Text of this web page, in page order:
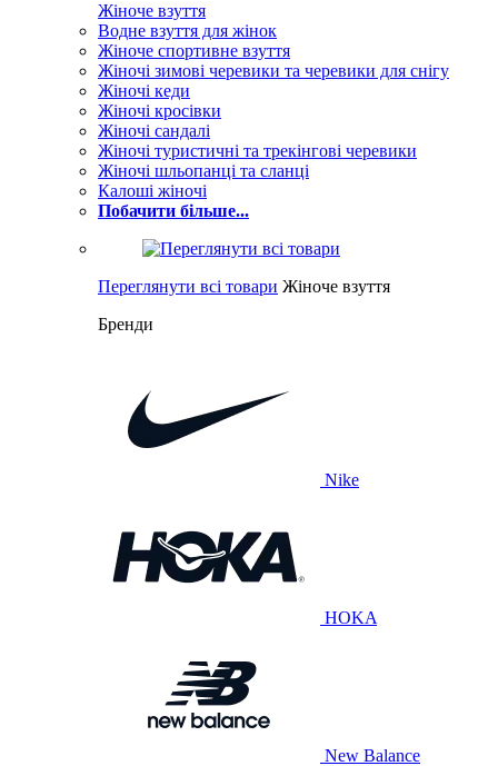
Жіноче взуття
Водне взуття для жінок
Жіноче спортивне взуття
Жіночі зимові черевики та черевики для снігу
Жіночі кеди
Жіночі кросівки
Жіночі сандалі
Жіночі туристичні та трекінгові черевики
Жіночі шльопанці та сланці
Калоші жіночі
Побачити більше...
Переглянути всі товари Жіноче взуття
Бренди
Nike
HOKA
New Balance